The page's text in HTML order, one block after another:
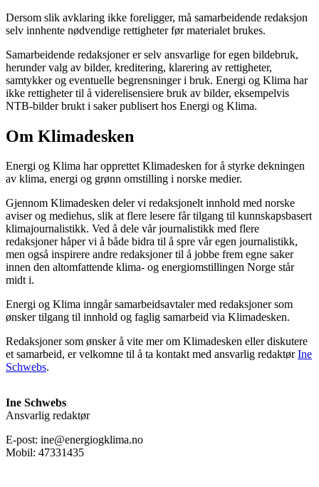
Dersom slik avklaring ikke foreligger, må samarbeidende redaksjon
selv innhente nødvendige rettigheter før materialet brukes.
Samarbeidende redaksjoner er selv ansvarlige for egen bildebruk,
herunder valg av bilder, kreditering, klarering av rettigheter,
samtykker og eventuelle begrensninger i bruk. Energi og Klima har
ikke rettigheter til å viderelisensiere bruk av bilder, eksempelvis
NTB-bilder brukt i saker publisert hos Energi og Klima.
Om Klimadesken
Energi og Klima har opprettet Klimadesken for å styrke dekningen
av klima, energi og grønn omstilling i norske medier.
Gjennom Klimadesken deler vi redaksjonelt innhold med norske
aviser og mediehus, slik at flere lesere får tilgang til kunnskapsbasert
klimajournalistikk. Ved å dele vår journalistikk med flere
redaksjoner håper vi å både bidra til å spre vår egen journalistikk,
men også inspirere andre redaksjoner til å jobbe frem egne saker
innen den altomfattende klima- og energiomstillingen Norge står
midt i.
Energi og Klima inngår samarbeidsavtaler med redaksjoner som
ønsker tilgang til innhold og faglig samarbeid via Klimadesken.
Redaksjoner som ønsker å vite mer om Klimadesken eller diskutere
et samarbeid, er velkomne til å ta kontakt med ansvarlig redaktørIne
Schwebs.
Ine Schwebs
Ansvarlig redaktør
E-post: ine@energiogklima.no
Mobil: 47331435